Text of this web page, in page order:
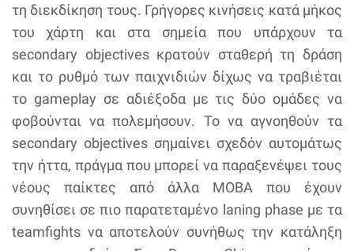
τη διεκδίκηση τους. Γρήγορες κινήσεις κατά μήκος
του χάρτη και στα σημεία που υπάρχουν τα
secondary objectives κρατούν σταθερή τη δράση
και το ρυθμό των παιχνιδιών δίχως να τραβιέται
το gameplay σε αδιέξοδα με τις δύο ομάδες να
φοβούνται να πολεμήσουν. Το να αγνοηθούν τα
secondary objectives σημαίνει σχεδόν αυτομάτως
την ήττα, πράγμα που μπορεί να παραξενέψει τους
νέους παίκτες από άλλα MOBA που έχουν
συνηθίσει σε πιο παρατεταμένο laning phase με τα
teamfights να αποτελούν συνήθως την κατάληξη